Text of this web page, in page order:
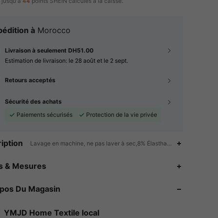
à Morocco
Livraison à seulement DH51.00
Estimation de livraison: le 28 août et le 2 sept.
Retours acceptés
Sécurité des achats
Paiements sécurisés
Protection de la vie privée
Lavage en machine, ne pas laver à sec,8% Élasthanne,92%
& Mesures
Du Magasin
YMJD Home Textile local
4.54
4.54 19